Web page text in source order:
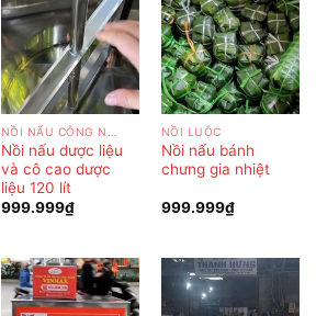
Nồi nấu dược liệu
và cô cao dược
liệu 120 lít
999.999₫
NỒI LUỘC
Nồi nấu bánh
chưng gia nhiệt
999.999₫